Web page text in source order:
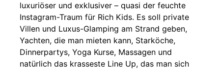
luxuriöser und exklusiver – quasi der feuchte
Instagram-Traum für Rich Kids. Es soll private
Villen und Luxus-Glamping am Strand geben,
Yachten, die man mieten kann, Starköche,
Dinnerpartys, Yoga Kurse, Massagen und
natürlich das krasseste Line Up, das man sich